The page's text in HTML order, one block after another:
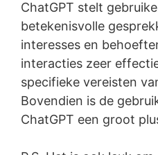
ChatGPT stelt
betekenisvolle
interesses en
interacties zeer
specifieke vereisten
Bovendien is de
ChatGPT een groot